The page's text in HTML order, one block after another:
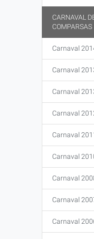
CARNAVAL
COMPARSAS
Carnaval
Carnaval
Carnaval
Carnaval
Carnaval
Carnaval
Carnaval
Carnaval
Carnaval